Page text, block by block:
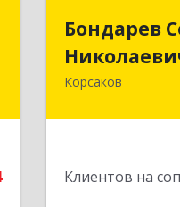
Бондарев
Корсаков
Клиентов на